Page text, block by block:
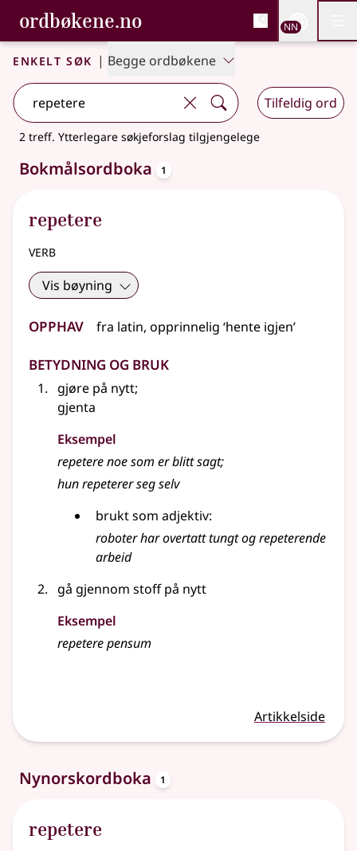
Gå til hovudinnhald
Tilgjenge
ordbøkene.no, Bokmålsordboka og
Bokmålsordboka og Nynorskordboka
NN
Enkelt søk | Begge ordbøkene
Tilfeldig ord
2 treff. Ytterlegare søkjeforslag tilgjengelege
Bokmålsordboka 1
repetere
verb
Vis bøyning
Opphav fra latin, opprinnelig ‘hente igjen’
Betydning og bruk
gjøre på nytt;
gjenta
Eksempel
repeterenoe som er blitt sagt;
hun repeterer seg selv
brukt som adjektiv:
roboter har overtatt tungt og repeterende
arbeid
gå gjennom stoff på nytt
Eksempel
repeterepensum
Artikkelside
Nynorskordboka 1
repetere